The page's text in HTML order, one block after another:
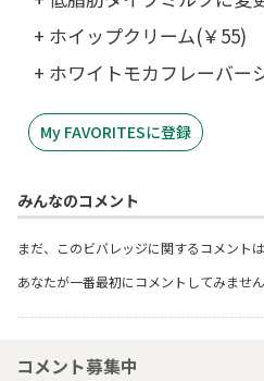
+ ホイップクリーム(￥55)
+ ホワイトモカフレーバー
My FAVORITESに登録
みんなのコメント
まだ、このビバレッジに関するコメントは
あなたが一番最初にコメントしてみません
コメント募集中